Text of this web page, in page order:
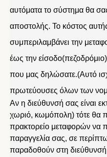
αυτόματα το σύστημα θα
αποστολής. Το κόστος
συμπεριλαμβάνει την
έως την
που μας δηλώσατε.(Αυτό
πρωτεύουσες όλων των
Αν η διεύθυνσή σας είναι
χωριό, κωμόπολη) τότε θα
πρακτορείο μεταφορών να
παραγγελία σας, σε
παραδοθούν στη